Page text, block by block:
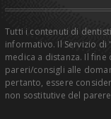
Tutti i contenuti di
informativo. Il Servizio di
medica a distanza. Il
pareri/consigli alle
pertanto, essere
non sostitutive del